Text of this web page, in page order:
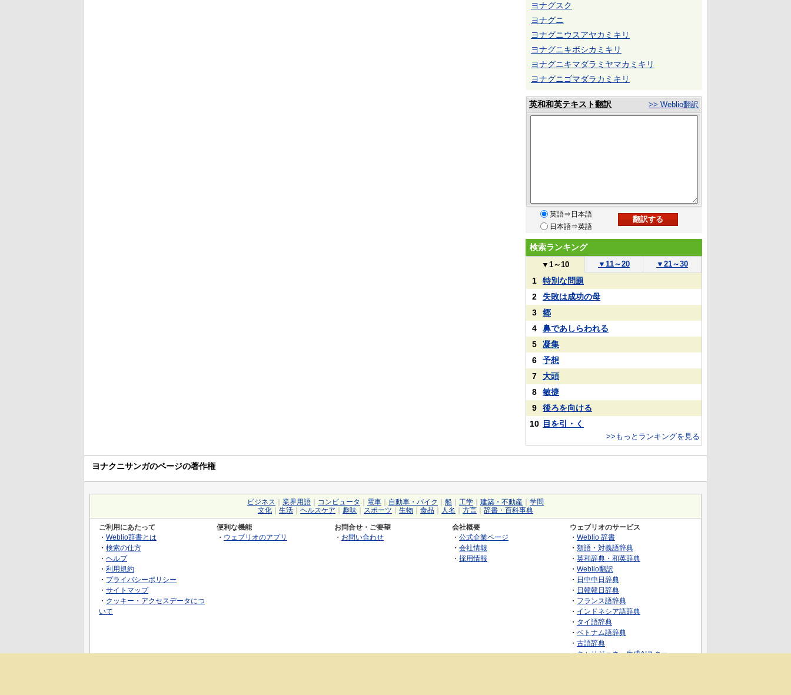
ヨナグスク
ヨナグニ
ヨナグニウスアヤカミキリ
ヨナグニキボシカミキリ
ヨナグニキマダラミヤマカミキリ
ヨナグニゴマダラカミキリ
英和和英テキスト翻訳 >> Weblio翻訳
英語⇒日本語
日本語⇒英語
検索ランキング
▼ 1～10 ▼ 11～20 ▼ 21～30
1
特別な問題
2
失敗は成功の母
3
郷
4
鼻であしらわれる
5
凝集
6
予想
7
大頭
8
敏捷
9
後ろを向ける
10 目を引・く
>>もっとランキングを見る
ヨナクニサンガのページの著作権
ビジネス 業界用語 コンピュータ 電車 自動車・バイク 船 工学 建築・不動産
学問
文化
生活 ヘルスケア 趣味 スポーツ 生物 食品 人名 方言 辞書・百科事典
ご利用にあたって
・ Weblio辞書とは
・ 検索の仕方
・ ヘルプ
・ 利用規約
・ プライバシーポリシー
・ サイトマップ
・ クッキー・アクセスデータにつ
いて
便利な機能
・ ウェブリオのアプリ
お問合せ・ご要望
・ お問い合わせ
会社概要
・ 公式企業ページ
・ 会社情報
・ 採用情報
ウェブリオのサービス
・ Weblio 辞書
・ 類語・対義語辞典
・ 英和辞典・和英辞典
・ Weblio翻訳
・ 日中中日辞典
・ 日韓韓日辞典
・ フランス語辞典
・ インドネシア語辞典
・ タイ語辞典
・ ベトナム語辞典
・ 古語辞典
・キャリジェネ～生成AIスクー